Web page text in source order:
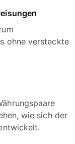
ohne versteckte
wie sich der